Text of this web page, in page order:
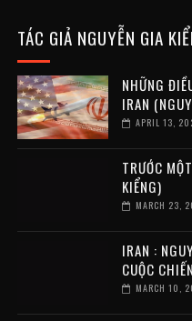
TÁC GIẢ NGUYỄN GIA
NHỮNG
IRAN
APRIL 13,
TRƯỚC
KIỂNG)
MARCH 23,
IRAN :
CUỘC
MARCH 10,